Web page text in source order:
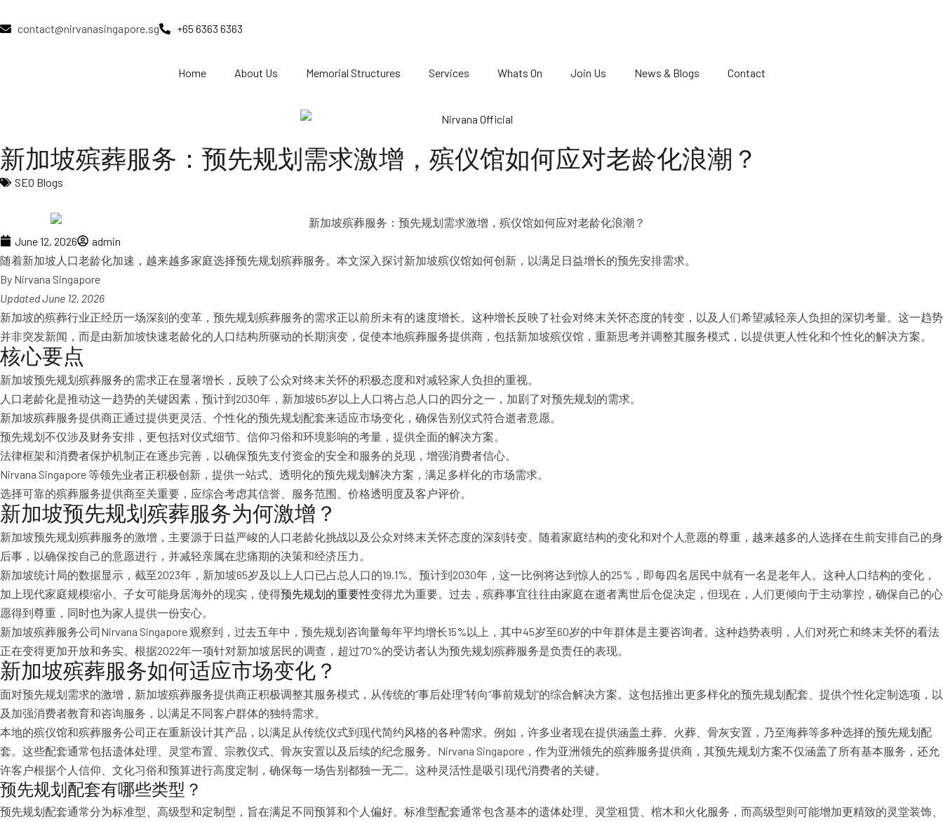
contact@nirvanasingapore.sg +65 6363 6363
Home About Us Memorial Structures Services Whats On Join Us News & Blogs Contact
新加坡殡葬服务：预先规划需求激增，殡仪馆如何应对老龄化浪潮？
SEO Blogs
June 12, 2026
admin
随着新加坡人口老龄化加速，越来越多家庭选择预先规划殡葬服务。本文深入探讨新加坡殡仪馆如何创新，以满足日益增长的预先安排需求。
By Nirvana Singapore
Updated June 12, 2026
新加坡的殡葬行业正经历一场深刻的变革，预先规划殡葬服务的需求正以前所未有的速度增长。这种增长反映了社会对终末关怀态度的转变，以及人们希望减轻亲人负担的深切考量。这一趋势
并非突发新闻，而是由新加坡快速老龄化的人口结构所驱动的长期演变，促使本地殡葬服务提供商，包括新加坡殡仪馆，重新思考并调整其服务模式，以提供更人性化和个性化的解决方案。
核心要点
新加坡预先规划殡葬服务的需求正在显著增长，反映了公众对终末关怀的积极态度和对减轻家人负担的重视。
人口老龄化是推动这一趋势的关键因素，预计到2030年，新加坡65岁以上人口将占总人口的四分之一，加剧了对预先规划的需求。
新加坡殡葬服务提供商正通过提供更灵活、个性化的预先规划配套来适应市场变化，确保告别仪式符合逝者意愿。
预先规划不仅涉及财务安排，更包括对仪式细节、信仰习俗和环境影响的考量，提供全面的解决方案。
法律框架和消费者保护机制正在逐步完善，以确保预先支付资金的安全和服务的兑现，增强消费者信心。
Nirvana Singapore 等领先业者正积极创新，提供一站式、透明化的预先规划解决方案，满足多样化的市场需求。
选择可靠的殡葬服务提供商至关重要，应综合考虑其信誉、服务范围、价格透明度及客户评价。
新加坡预先规划殡葬服务为何激增？
新加坡预先规划殡葬服务的激增，主要源于日益严峻的人口老龄化挑战以及公众对终末关怀态度的深刻转变。随着家庭结构的变化和对个人意愿的尊重，越来越多的人选择在生前安排自己的身
后事，以确保按自己的意愿进行，并减轻亲属在悲痛期的决策和经济压力。
新加坡统计局的数据显示，截至2023年，新加坡65岁及以上人口已占总人口的19.1%。预计到2030年，这一比例将达到惊人的25%，即每四名居民中就有一名是老年人。这种人口结构的变化，
加上现代家庭规模缩小、子女可能身居海外的现实，使得预先规划的重要性变得尤为重要。过去，殡葬事宜往往由家庭在逝者离世后仓促决定，但现在，人们更倾向于主动掌控，确保自己的心
愿得到尊重，同时也为家人提供一份安心。
新加坡殡葬服务公司Nirvana Singapore 观察到，过去五年中，预先规划咨询量每年平均增长15%以上，其中45岁至60岁的中年群体是主要咨询者。这种趋势表明，人们对死亡和终末关怀的看法
正在变得更加开放和务实。根据2022年一项针对新加坡居民的调查，超过70%的受访者认为预先规划殡葬服务是负责任的表现。
新加坡殡葬服务如何适应市场变化？
面对预先规划需求的激增，新加坡殡葬服务提供商正积极调整其服务模式，从传统的“事后处理”转向“事前规划”的综合解决方案。这包括推出更多样化的预先规划配套、提供个性化定制选项，以
及加强消费者教育和咨询服务，以满足不同客户群体的独特需求。
本地的殡仪馆和殡葬服务公司正在重新设计其产品，以满足从传统仪式到现代简约风格的各种需求。例如，许多业者现在提供涵盖土葬、火葬、骨灰安置，乃至海葬等多种选择的预先规划配
套。这些配套通常包括遗体处理、灵堂布置、宗教仪式、骨灰安置以及后续的纪念服务。Nirvana Singapore，作为亚洲领先的殡葬服务提供商，其预先规划方案不仅涵盖了所有基本服务，还允
许客户根据个人信仰、文化习俗和预算进行高度定制，确保每一场告别都独一无二。这种灵活性是吸引现代消费者的关键。
预先规划配套有哪些类型？
预先规划配套通常分为标准型、高级型和定制型，旨在满足不同预算和个人偏好。标准型配套通常包含基本的遗体处理、灵堂租赁、棺木和火化服务，而高级型则可能增加更精致的灵堂装饰、